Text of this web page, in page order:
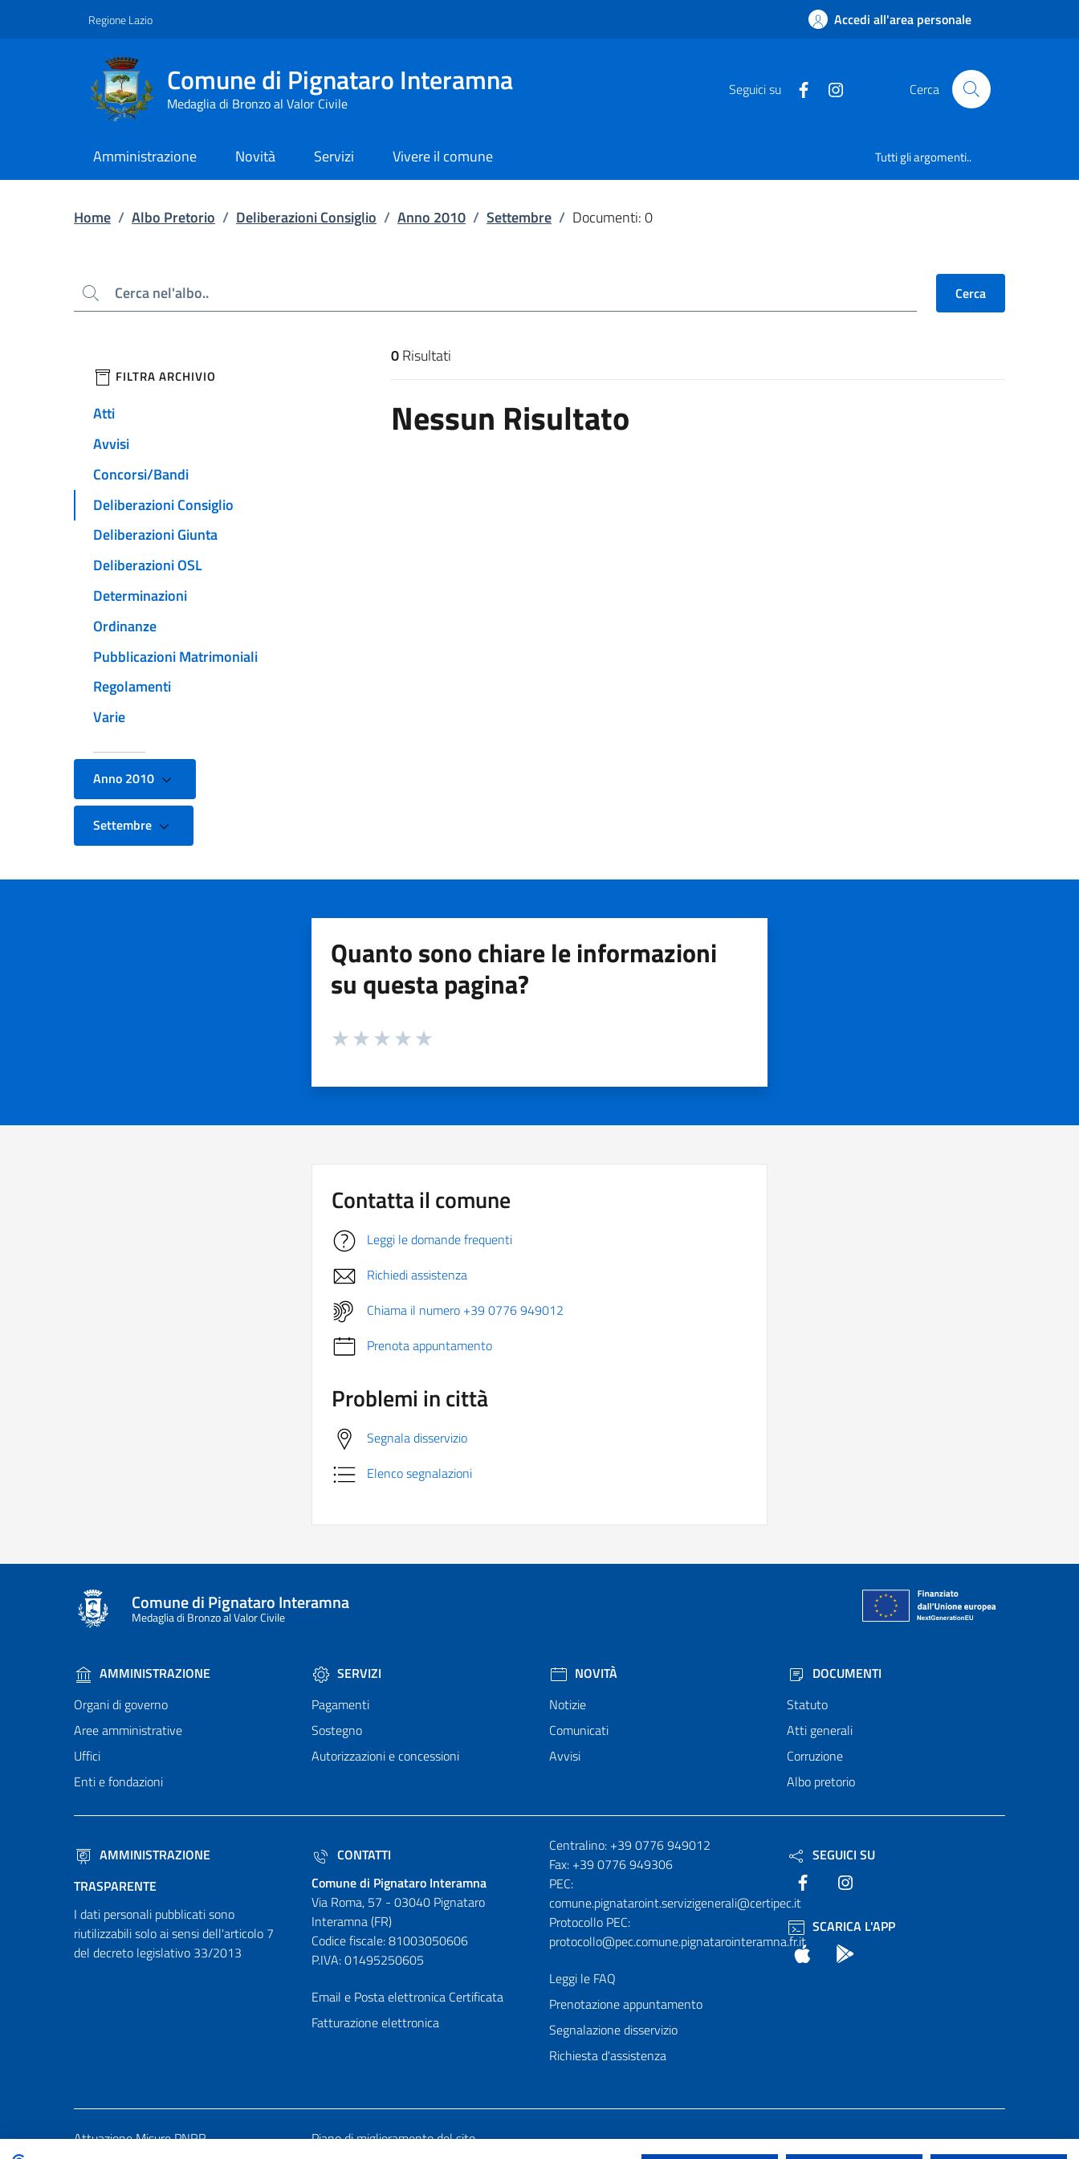
Regione Lazio Accedi all'area personale
Comune di Pignataro Interamna
Medaglia di Bronzo al Valor Civile
Seguici su Cerca
Amministrazione Novità Servizi Vivere il comune Tutti gli argomenti..
Home / Albo Pretorio / Deliberazioni Consiglio / Anno 2010 / Settembre / Documenti: 0
Cerca Cerca
filtri da applicare
FILTRA ARCHIVIO
Atti
Avvisi
Concorsi/Bandi
Deliberazioni Consiglio
Deliberazioni Giunta
Deliberazioni OSL
Determinazioni
Ordinanze
Pubblicazioni Matrimoniali
Regolamenti
Varie
Anno 2010
Settembre
Risultati di ricerca
0Risultati
Nessun Risultato
Quanto sono chiare le informazioni
su questa pagina?
Valuta da 1 a 5 stelle la pagina
Contatta il comune
Leggi le domande frequenti
Richiedi assistenza
Chiama il numero +39 0776 949012
Prenota appuntamento
Problemi in città
Segnala disservizio
Elenco segnalazioni
Comune di Pignataro Interamna
Medaglia di Bronzo al Valor Civile
AMMINISTRAZIONE
Organi di governo
Aree amministrative
Uffici
Enti e fondazioni
SERVIZI
Pagamenti
Sostegno
Autorizzazioni e concessioni
NOVITÀ
Notizie
Comunicati
Avvisi
DOCUMENTI
Statuto
Atti generali
Corruzione
Albo pretorio
AMMINISTRAZIONE
TRASPARENTE
I dati personali pubblicati sono
riutilizzabili solo ai sensi dell'articolo 7
del decreto legislativo 33/2013
CONTATTI
Comune di Pignataro Interamna
Via Roma, 57 - 03040 Pignataro
Interamna (FR)
Codice fiscale: 81003050606
P.IVA: 01495250605
Email e Posta elettronica Certificata
Fatturazione elettronica
Numeri utili
Centralino: +39 0776 949012
Fax: +39 0776 949306
PEC:
comune.pignataroint.servizigenerali@certipec.it
Protocollo PEC:
protocollo@pec.comune.pignatarointeramna.fr.it
Leggi le FAQ
Prenotazione appuntamento
Segnalazione disservizio
Richiesta d'assistenza
SEGUICI SU
Facebook
SCARICA L'APP
App Store
Attuazione Misure PNRR Piano di miglioramento del sito